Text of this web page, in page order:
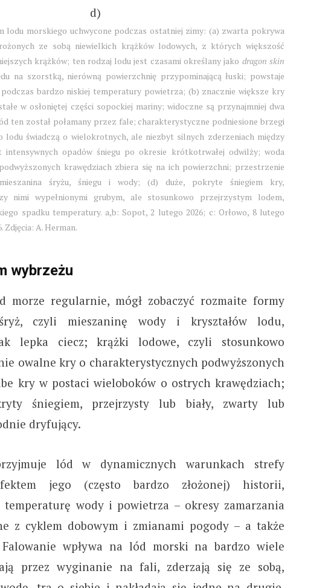
d)
lodu morskiego uchwycone podczas ostatniej zimy: (a) zwarta pokrywa
ze sobą niewielkich krążków lodowych, z których większość
krążków; ten rodzaj lodu jest czasami określany jako dragon skin
na szorstką, nierówną powierzchnię przypominającą łuski; powstaje
bardzo niskiej temperatury powietrza; (b) znacznie większe kry
w osłoniętej części sopockiej mariny; widoczne są przynajmniej dwa
ten został połamany przez fale; charakterystyczne podniesione brzegi
lodu świadczą o wielokrotnych, ale niezbyt silnych zderzeniach między
opadów śniegu po okresie krótkotrwałej odwilży; woda
krawędziach zbiera się na ich powierzchni; przestrzenie
śryżu, śniegu i wody; (d) duże, pokryte śniegiem kry,
nimi wypełnionymi grubym, ale stosunkowo przejrzystym lodem,
spadku temperatury. a,b: Sopot, 2 lutego 2026; c: Orłowo, 8 lutego
Zdjęcia: A. Herman.
wybrzeżu
morze regularnie, mógł zobaczyć rozmaite formy
czyli mieszaninę wody i kryształów lodu,
lepka ciecz; krążki lodowe, czyli stosunkowo
owalne kry o charakterystycznych podwyższonych
kry w postaci wieloboków o ostrych krawędziach;
śniegiem, przejrzysty lub biały, zwarty lub
dryfujący.
lód w dynamicznych warunkach strefy
jego (często bardzo złożonej) historii,
temperaturę wody i powietrza – okresy zamarzania
z cyklem dobowym i zmianami pogody – a także
wpływa na lód morski na bardzo wiele
przez wyginanie na fali, zderzają się ze sobą,